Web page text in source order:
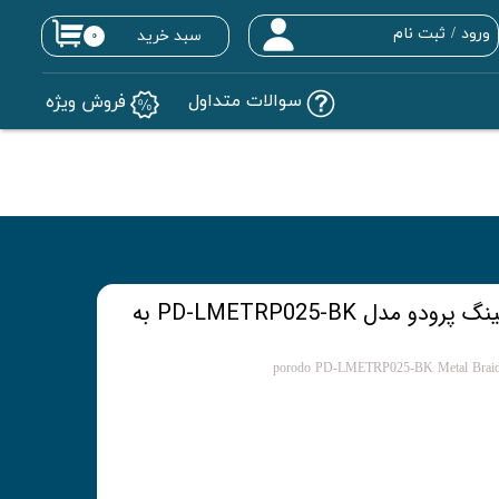
ورود / ثبت نام ۰ سبد خرید
سوالات متداول فروش ویژه
کابل تبدیل USB به لایتنینگ پرودو مدل PD-LMETRP025-BK به